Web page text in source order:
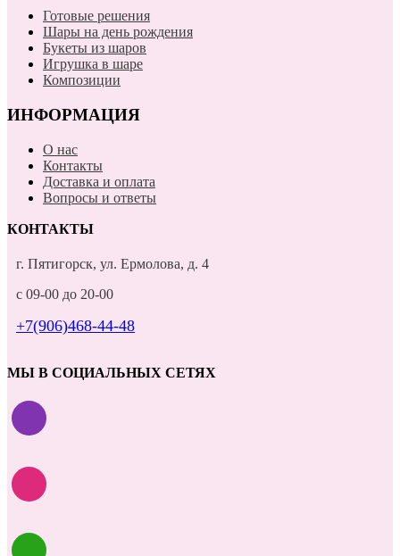
Готовые решения
Шары на день рождения
Букеты из шаров
Игрушка в шаре
Композиции
ИНФОРМАЦИЯ
О нас
Контакты
Доставка и оплата
Вопросы и ответы
КОНТАКТЫ
г. Пятигорск, ул. Ермолова, д. 4
с 09-00 до 20-00
+7(906)468-44-48
МЫ В СОЦИАЛЬНЫХ СЕТЯХ